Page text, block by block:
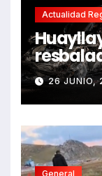
Actualidad
e 26 JUNIO,
General